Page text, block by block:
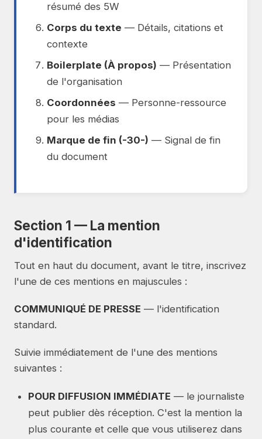
résumé des 5W
Corps du texte — Détails, citations et
contexte
Boilerplate (À propos) — Présentation
de l'organisation
Coordonnées — Personne-ressource
pour les médias
Marque de fin (-30-) — Signal de fin
du document
Section 1 — La mention
d'identification
Tout en haut du document, avant le titre, inscrivez
l'une de ces mentions en majuscules :
COMMUNIQUÉ DE PRESSE — l'identification
standard.
Suivie immédiatement de l'une des mentions
suivantes :
POUR DIFFUSION IMMÉDIATE — le journaliste
peut publier dès réception. C'est la mention la
plus courante et celle que vous utiliserez dans